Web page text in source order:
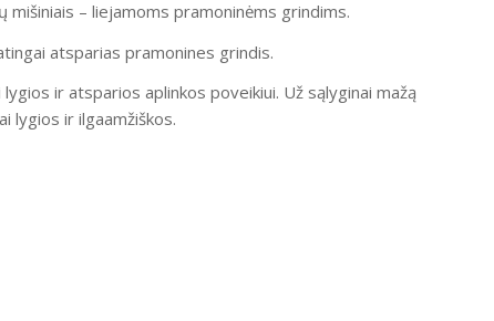
mišiniais – liejamoms pramoninėms grindims.
atsparias pramonines grindis.
ir atsparios aplinkos poveikiui. Už sąlyginai mažą
lygios ir ilgaamžiškos.